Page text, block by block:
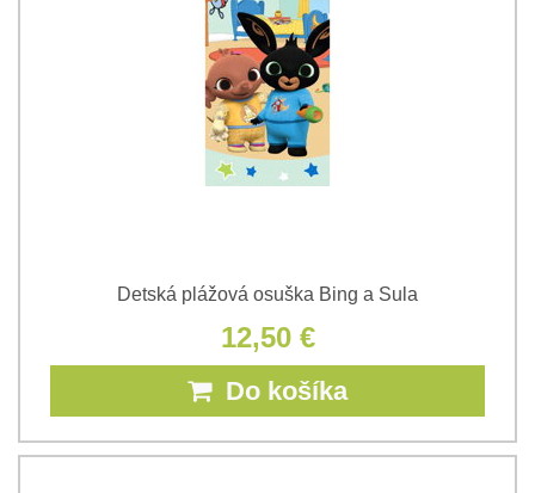
Detská plážová osuška Bing a Sula
12,50 €
Do košíka